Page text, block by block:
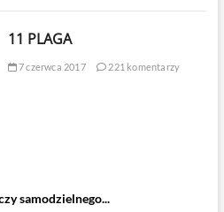
11 PLAGA
7 czerwca 2017 221 komentarzy
samodzielnego...